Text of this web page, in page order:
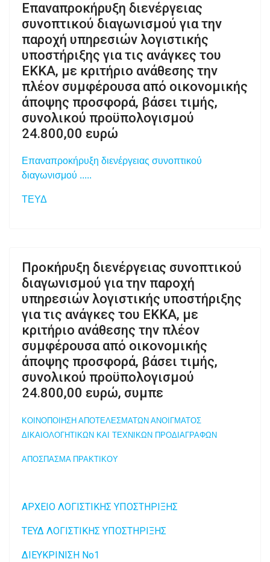
Επαναπροκήρυξη διενέργειας
συνοπτικού διαγωνισμού για την
παροχή υπηρεσιών λογιστικής
υποστήριξης για τις ανάγκες του
ΕΚΚΑ, με κριτήριο ανάθεσης την
πλέον συμφέρουσα από οικονομικής
άποψης προσφορά, βάσει τιμής,
συνολικού προϋπολογισμού
24.800,00 ευρώ
Επαναπροκήρυξη διενέργειας συνοπτικού
διαγωνισμού .....
ΤΕΥΔ
Προκήρυξη διενέργειας συνοπτικού
διαγωνισμού για την παροχή
υπηρεσιών λογιστικής υποστήριξης
για τις ανάγκες του ΕΚΚΑ, με
κριτήριο ανάθεσης την πλέον
συμφέρουσα από οικονομικής
άποψης προσφορά, βάσει τιμής,
συνολικού προϋπολογισμού
24.800,00 ευρώ, συμπε
ΚΟΙΝΟΠΟΙΗΣΗ ΑΠΟΤΕΛΕΣΜΑΤΩΝ ΑΝΟΙΓΜΑΤΟΣ
ΔΙΚΑΙΟΛΟΓΗΤΙΚΩΝ ΚΑΙ ΤΕΧΝΙΚΩΝ ΠΡΟΔΙΑΓΡΑΦΩΝ
ΑΠΟΣΠΑΣΜΑ ΠΡΑΚΤΙΚΟΥ
ΑΡΧΕΙΟ ΛΟΓΙΣΤΙΚΗΣ ΥΠΟΣΤΗΡΙΞΗΣ
ΤΕΥΔ ΛΟΓΙΣΤΙΚΗΣ ΥΠΟΣΤΗΡΙΞΗΣ
ΔΙΕΥΚΡΙΝΙΣΗ Νο1